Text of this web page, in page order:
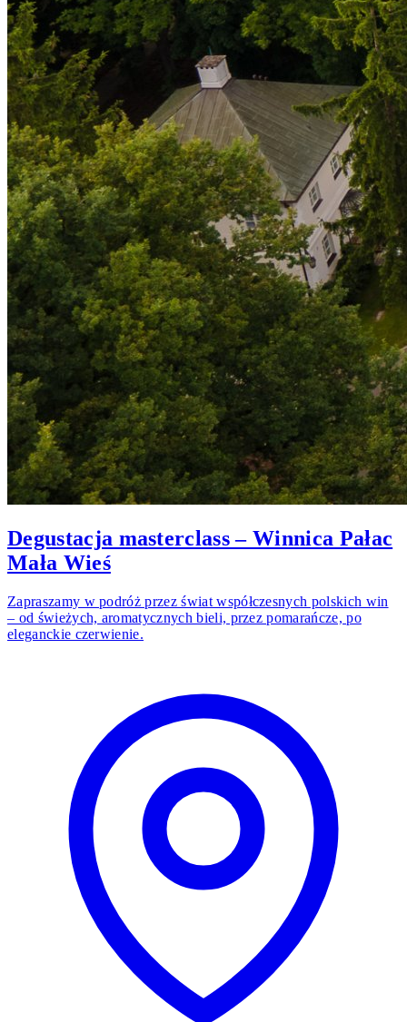
Degustacja masterclass – Winnica Pałac
Mała Wieś
Zapraszamy w podróż przez świat współczesnych polskich win
– od świeżych, aromatycznych bieli, przez pomarańcze, po
eleganckie czerwienie.